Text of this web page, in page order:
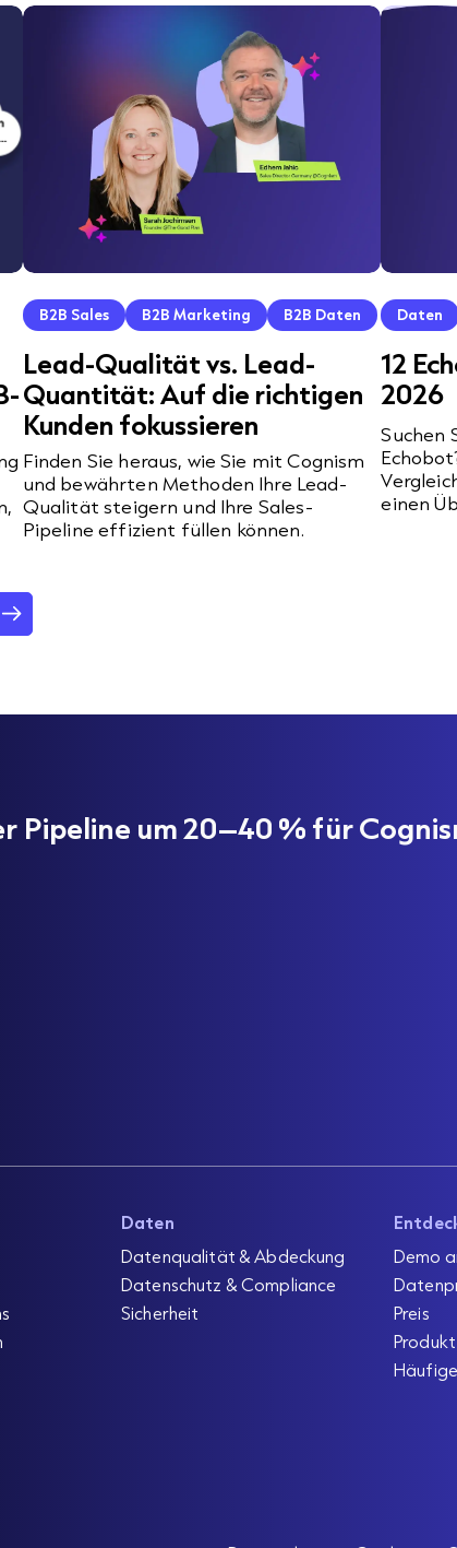
B2B Sales B2B Marketing B2B Daten
Lead-Qualität vs. Lead-
Quantität: Auf die richtigen
Kunden fokussieren
Finden Sie heraus, wie Sie mit Cognism
und bewährten Methoden Ihre Lead-
Qualität steigern und Ihre Sales-
Pipeline effizient füllen können.
Daten
12
2026
Suchen
einen
Pipeline um 20–40 % für
Daten
Datenqualität & Abdeckung
Datenschutz & Compliance
Sicherheit
Demo
Preis